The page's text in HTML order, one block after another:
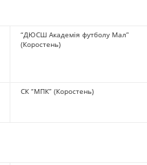
“ДЮСШ Академія футболу Мал”
(Коростень)
СК “МПК” (Коростень)